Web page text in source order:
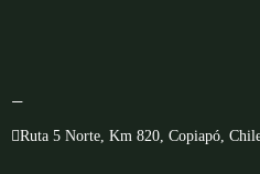
—
Ruta 5 Norte, Km 820, Copiapó,